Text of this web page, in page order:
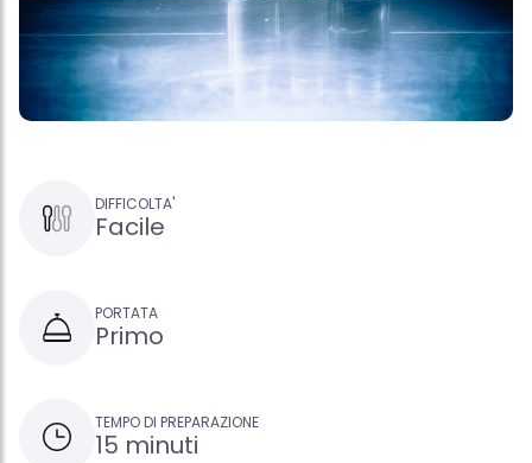
DIFFICOLTA'
Facile
PORTATA
Primo
TEMPO DI PREPARAZIONE
15 minuti